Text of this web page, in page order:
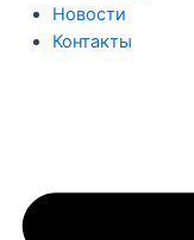
Новости
Контакты